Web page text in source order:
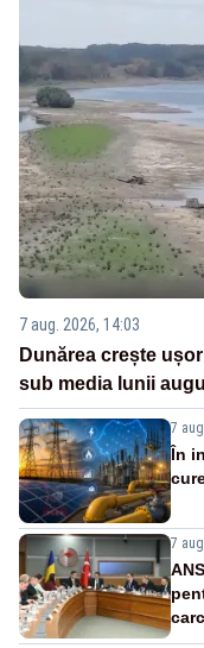
7 aug. 2026, 14:03
Dunărea crește
sub media lunii
7
În
7